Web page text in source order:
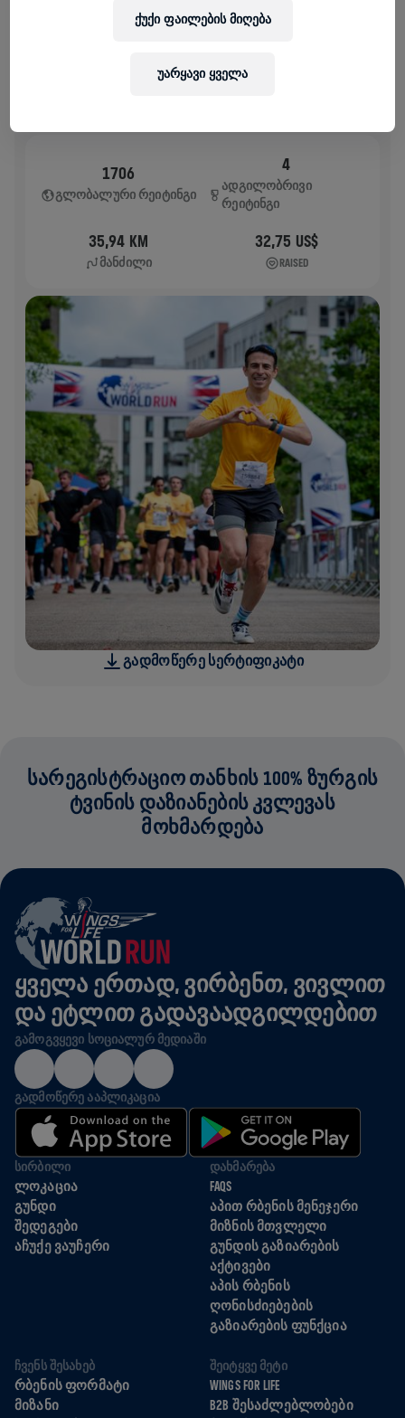
ALTENBERG BEI LINZ
11:00 AM UTC
1706
ᲒᲚᲝᲑᲐᲚᲣᲠᲘ ᲠᲔᲘᲢᲘᲜᲒᲘ
4
ᲐᲓᲒᲘᲚᲝᲑᲠᲘᲕᲘ
ᲠᲔᲘᲢᲘᲜᲒᲘ
35,94 KM
ᲛᲐᲜᲫᲘᲚᲘ
32,75 US$
RAISED
ᲒᲐᲓᲛᲝᲬᲔᲠᲔ ᲡᲔᲠᲢᲘᲤᲘᲙᲐᲢᲘ
ᲡᲐᲠᲔᲒᲘᲡᲢᲠᲐᲪᲘᲝ ᲗᲐᲜᲮᲘᲡ 100% ᲖᲣᲠᲒᲘᲡ
ᲢᲕᲘᲜᲘᲡ ᲓᲐᲖᲘᲐᲜᲔᲑᲘᲡ ᲙᲕᲚᲔᲕᲐᲡ
ᲛᲝᲮᲛᲐᲠᲓᲔᲑᲐ
ᲧᲕᲔᲚᲐ ᲔᲠᲗᲐᲓ, ᲕᲘᲠᲑᲔᲜᲗ, ᲕᲘᲕᲚᲘᲗ
ᲓᲐ ᲔᲢᲚᲘᲗ ᲒᲐᲓᲐᲕᲐᲐᲓᲒᲘᲚᲓᲔᲑᲘᲗ
ᲒᲐᲛᲝᲒᲕᲧᲔᲕᲘ ᲡᲝᲪᲘᲐᲚᲣᲠ ᲛᲔᲓᲘᲐᲨᲘ
ᲒᲐᲓᲛᲝᲬᲔᲠᲔ ᲐᲐᲞᲚᲘᲙᲐᲪᲘᲐ
ᲡᲘᲠᲑᲘᲚᲘ
ᲚᲝᲙᲐᲪᲘᲐ
ᲒᲣᲜᲓᲘ
ᲨᲔᲓᲔᲒᲔᲑᲘ
ᲐᲩᲣᲥᲔ ᲕᲐᲣᲩᲔᲠᲘ
ᲓᲐᲮᲛᲐᲠᲔᲑᲐ
FAQS
ᲐᲞᲘᲗ ᲠᲑᲔᲜᲘᲡ ᲛᲔᲜᲔᲯᲔᲠᲘ
ᲛᲘᲖᲜᲘᲡ ᲛᲗᲕᲚᲔᲚᲘ
ᲒᲣᲜᲓᲘᲡ ᲒᲐᲖᲘᲐᲠᲔᲑᲘᲡ
ᲐᲥᲢᲘᲕᲔᲑᲘ
ᲐᲞᲘᲡ ᲠᲑᲔᲜᲘᲡ
ᲦᲝᲜᲘᲡᲫᲘᲔᲑᲔᲑᲘᲡ
ᲒᲐᲖᲘᲐᲠᲔᲑᲘᲡ ᲤᲣᲜᲥᲪᲘᲐ
ᲩᲕᲔᲜᲡ ᲨᲔᲡᲐᲮᲔᲑ
ᲠᲑᲔᲜᲘᲡ ᲤᲝᲠᲛᲐᲢᲘ
ᲛᲘᲖᲐᲜᲘ
ᲨᲔᲘᲢᲧᲕᲔ ᲛᲔᲢᲘ
WINGS FOR LIFE
B2B ᲨᲔᲡᲐᲫᲚᲔᲑᲚᲝᲑᲔᲑᲘ
უარყავი ყველა
ქუქი ფაილების მიღება